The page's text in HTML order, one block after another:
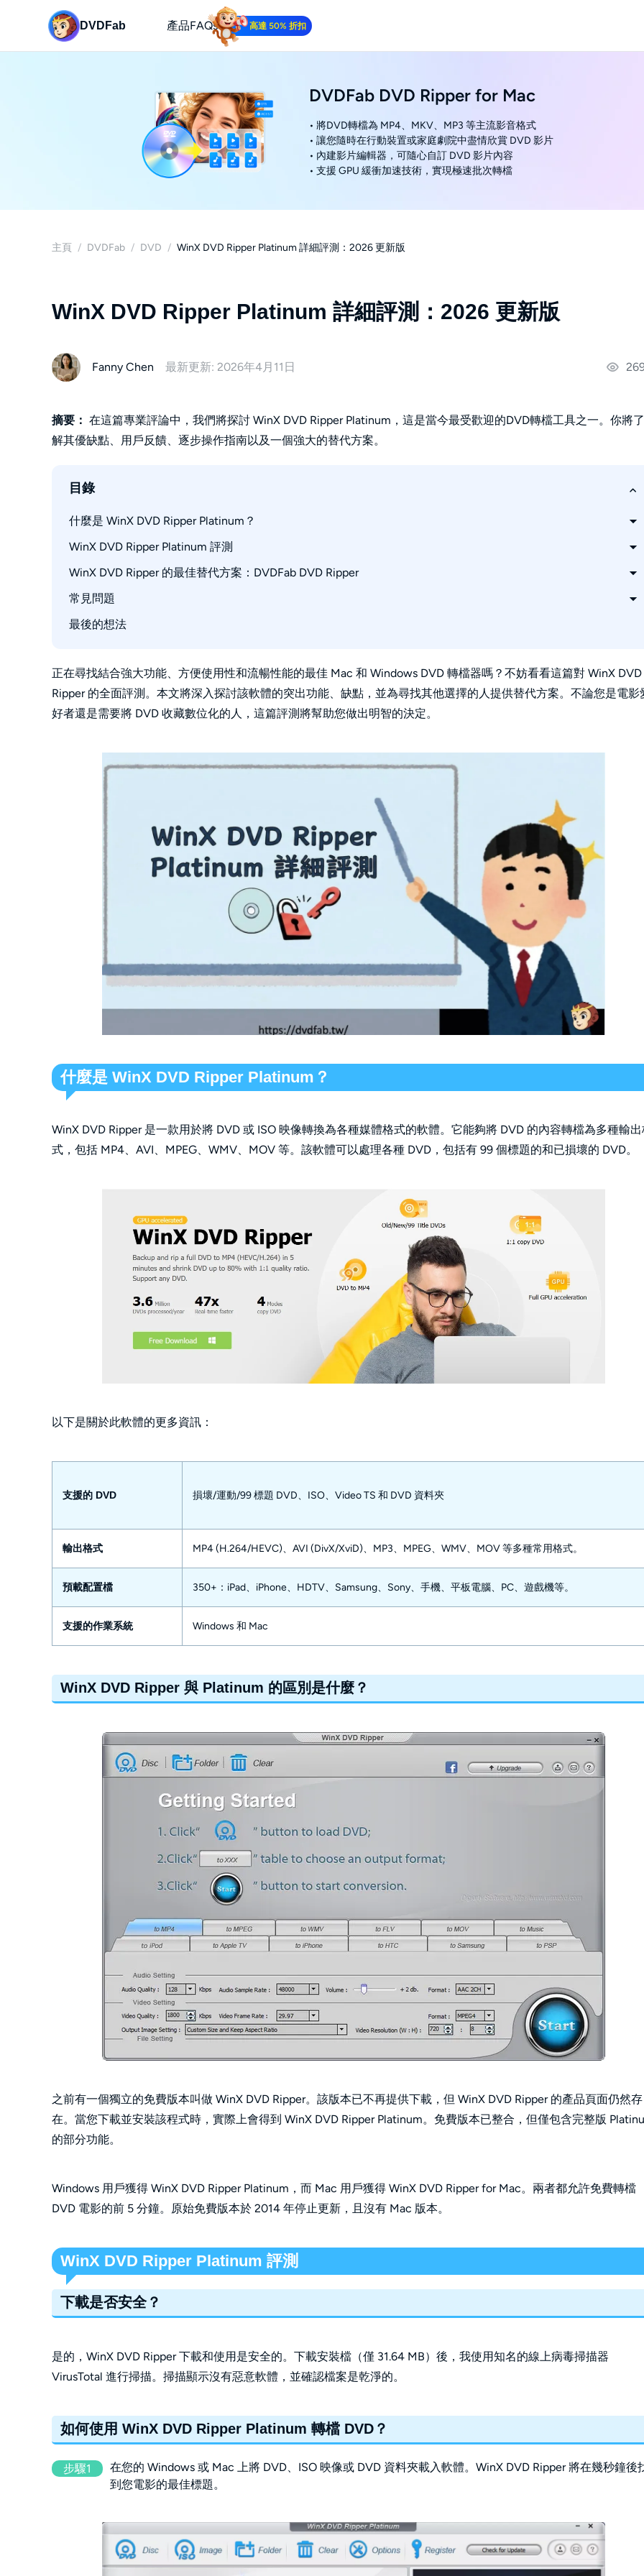
DVDFab 產品FAQs 高達 50% 折扣
DVDFab DVD Ripper for Mac
• 將DVD轉檔為 MP4、MKV、MP3 等主流影音格式
• 讓您隨時在行動裝置或家庭劇院中盡情欣賞 DVD 影片
• 內建影片編輯器，可隨心自訂 DVD 影片內容
• 支援 GPU 緩衝加速技術，實現極速批次轉檔
主頁 / DVDFab / DVD / WinX DVD Ripper Platinum 詳細評測：2026 更新版
WinX DVD Ripper Platinum 詳細評測：2026 更新版
Fanny Chen 最新更新: 2026年4月11日
摘要： 在這篇專業評論中，我們將探討 WinX DVD Ripper Platinum，這是當今最受歡迎的DVD轉檔工具之一。你將了
解其優缺點、用戶反饋、逐步操作指南以及一個強大的替代方案。
目錄
什麼是 WinX DVD Ripper Platinum？
WinX DVD Ripper 與 Platinum 的區別是什麼？
WinX DVD Ripper Platinum 評測
下載是否安全？
如何使用 WinX DVD Ripper Platinum 轉檔 DVD？
WinX DVD Ripper Platinum 的優缺點
WinX DVD Ripper 的最佳替代方案：DVDFab DVD Ripper
如何使用 WinX DVD Ripper 替代方案進行 DVD 轉檔？
Winx DVD Ripper Platinum 與 DVDFab DVD Ripper 比較
常見問題
WinX DVD Ripper 使用起來安全嗎？
WinX DVD Ripper 的最佳替代方案是什麼？
最後的想法
正在尋找結合強大功能、方便使用性和流暢性能的最佳 Mac 和 Windows DVD 轉檔器嗎？不妨看看這篇對 WinX DVD
Ripper 的全面評測。本文將深入探討該軟體的突出功能、缺點，並為尋找其他選擇的人提供替代方案。不論您是電影
好者還是需要將 DVD 收藏數位化的人，這篇評測將幫助您做出明智的決定。
什麼是 WinX DVD Ripper Platinum？
WinX DVD Ripper 是一款用於將 DVD 或 ISO 映像轉換為各種媒體格式的軟體。它能夠將 DVD 的內容轉檔為多種輸
式，包括 MP4、AVI、MPEG、WMV、MOV 等。該軟體可以處理各種 DVD，包括有 99 個標題的和已損壞的 DVD。
以下是關於此軟體的更多資訊：
支援的 DVD 損壞/運動/99 標題 DVD、ISO、Video TS 和 DVD 資料夾
輸出格式 MP4 (H.264/HEVC)、AVI (DivX/XviD)、MP3、MPEG、WMV、MOV 等多種常用格式。
預載配置檔 350+：iPad、iPhone、HDTV、Samsung、Sony、手機、平板電腦、PC、遊戲機等。
支援的作業系統 Windows 和 Mac
WinX DVD Ripper 與 Platinum 的區別是什麼？
之前有一個獨立的免費版本叫做 WinX DVD Ripper。該版本已不再提供下載，但 WinX DVD Ripper 的產品頁面仍然存
在。當您下載並安裝該程式時，實際上會得到 WinX DVD Ripper Platinum。免費版本已整合，但僅包含完整版
的部分功能。
Windows 用戶獲得 WinX DVD Ripper Platinum，而 Mac 用戶獲得 WinX DVD Ripper for Mac。兩者都允許免費轉檔
DVD 電影的前 5 分鐘。原始免費版本於 2014 年停止更新，且沒有 Mac 版本。
WinX DVD Ripper Platinum 評測
下載是否安全？
是的，WinX DVD Ripper 下載和使用是安全的。下載安裝檔（僅 31.64 MB）後，我使用知名的線上病毒掃描器
VirusTotal 進行掃描。掃描顯示沒有惡意軟體，並確認檔案是乾淨的。
如何使用 WinX DVD Ripper Platinum 轉檔 DVD？
步驟1
在您的 Windows 或 Mac 上將 DVD、ISO 映像或 DVD 資料夾載入軟體。WinX DVD Ripper 將在幾秒鐘後
到您電影的最佳標題。